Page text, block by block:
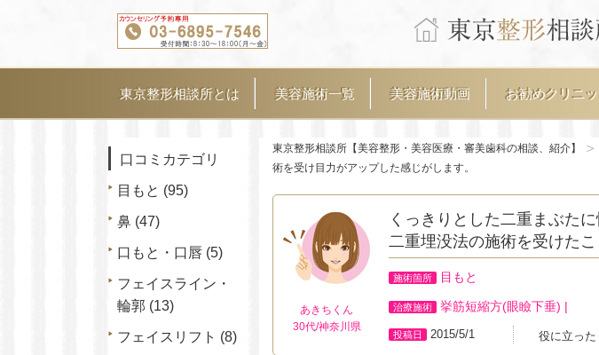
東京整形相談所とは 美容施術一覧 美容施術動画 お勧めクリニ
口コミカテゴリ
目もと (95)
鼻 (47)
口もと・口唇 (5)
フェイスライン・
輪郭 (13)
フェイスリフト (8)
東京整形相談所【美容整形・美容医療・審美歯科の相談、紹介】
術を受け目力がアップした感じがします。
あきちくん
30代/神奈川県
くっきりとした二重まぶた
二重埋没法の施術を受けた
施術箇所 目もと
治療施術 挙筋短縮方(眼瞼下垂) |
投稿日 2015/5/1 役に立った